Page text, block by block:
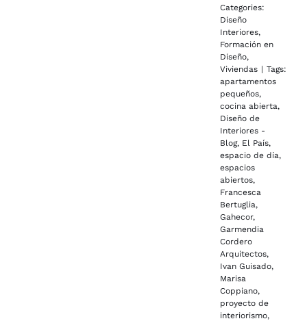
Categories:
Diseño
Interiores,
Formación en
Diseño,
Viviendas | Tags:
apartamentos
pequeños,
cocina abierta,
Diseño de
Interiores -
Blog, El País,
espacio de día,
espacios
abiertos,
Francesca
Bertuglia,
Gahecor,
Garmendia
Cordero
Arquitectos,
Ivan Guisado,
Marisa
Coppiano,
proyecto de
interiorismo,